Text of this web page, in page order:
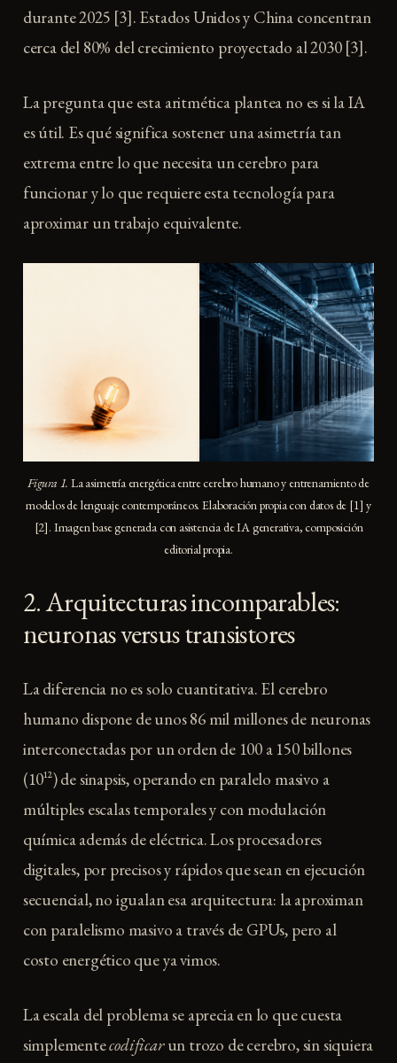
durante 2025 [3]. Estados Unidos y China concentran
cerca del 80% del crecimiento proyectado al 2030 [3].
La pregunta que esta aritmética plantea no es si la IA
es útil. Es qué significa sostener una asimetría tan
extrema entre lo que necesita un cerebro para
funcionar y lo que requiere esta tecnología para
aproximar un trabajo equivalente.
Figura 1. La asimetría energética entre cerebro humano y entrenamiento de
modelos de lenguaje contemporáneos. Elaboración propia con datos de [1] y
[2]. Imagen base generada con asistencia de IA generativa, composición
editorial propia.
2. Arquitecturas incomparables:
neuronas versus transistores
La diferencia no es solo cuantitativa. El cerebro
humano dispone de unos 86 mil millones de neuronas
interconectadas por un orden de 100 a 150 billones
(10¹²) de sinapsis, operando en paralelo masivo a
múltiples escalas temporales y con modulación
química además de eléctrica. Los procesadores
digitales, por precisos y rápidos que sean en ejecución
secuencial, no igualan esa arquitectura: la aproximan
con paralelismo masivo a través de GPUs, pero al
costo energético que ya vimos.
La escala del problema se aprecia en lo que cuesta
simplementecodificarun trozo de cerebro, sin siquiera